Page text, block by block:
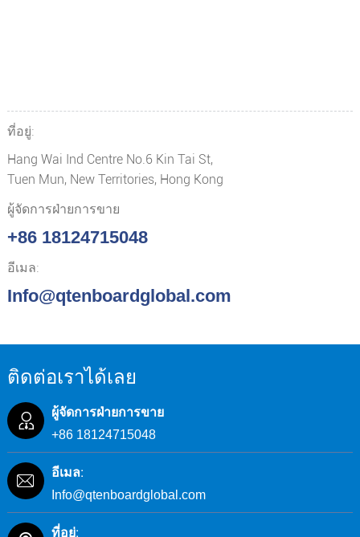
ที่อยู่:
Hang Wai Ind Centre No.6 Kin Tai St,
Tuen Mun, New Territories, Hong Kong
ผู้จัดการฝ่ายการขาย
+86 18124715048
อีเมล:
Info@qtenboardglobal.com
ติดต่อเราได้เลย
ผู้จัดการฝ่ายการขาย
+86 18124715048
อีเมล:
Info@qtenboardglobal.com
ที่อยู่: